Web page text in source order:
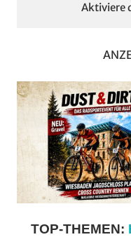
Aktiviere
TOP-THEMEN: